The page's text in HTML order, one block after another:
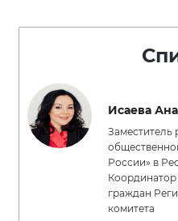
Исаева
Заместитель
России» в
граждан
комитета